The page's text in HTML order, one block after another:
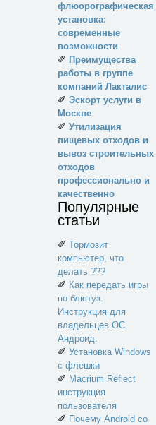
флюорографическая
установка:
современные
возможности
✐ Преимущества
работы в группе
компаний Лакталис
✐ Эскорт услуги в
Москве
✐ Утилизация
пищевых отходов и
вывоз строительных
отходов
профессионально и
качественно
Популярные
статьи
✐ Тормозит
компьютер, что
делать ???
✐ Как передать игры
по блютуз.
Инструкция для
владельцев ОС
Андроид.
✐ Установка Windows
с флешки
✐ Macrium Reflect
инструкция
пользователя
✐ Почему Android со